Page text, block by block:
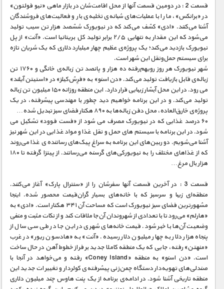
کیهان / نجوم
گردشگری
ماورایی
مسابقات / ورزشی
مستند های اختصاصی
قسمت 2 : در دومین قسمت آنها از محل اقامت‌شان در بازار ماهی «نیو فولتون»
در «برانکس»، ما را با عملیات‌های شبانه‌ی تخلیه‌ی بار و فعالیت‌های فروشندگان
آشنا می‌کنند. «ادی» کشف می‌کند که در نیویورک ششصد هزار تن سیب تولید
می‌شود که این مقدار به تنهایی ۲/۵ برابر تولید کل بریتانیا است. «آنت» از پل
نیویورک بازدید می‌کند؛ یک پروژه‌ی عظیم چهار میلیارد دلاری که یک شریان تازه
برای سیستم حمل‌ونقل این شهر است.
شهر نیویورک هر روز رویهم‌رفته ده هزار و پانصد تن زباله‌ی خانگی و ۱۷۶۰ تن
زباله‌ی قابل بازیافت تولید می‌کند. «دن اسنو» به «فرِش‌کیلز» در «استیتن آیلند»
می رود. در این محل آبشار زیبایی قرار دارد. این منطقه روزانه ۱۵۰ میلیون تن زباله
تولید می‌کند. و در این برنامه خواهیم دید چطور با مهندسی پیشرفته، در یک
پروژه‌ی خارق‌العاده، محل دفن زباله‌ها به ۸۹۰ هکتار فضای سبز تبدیل شده…
۶۰ درصد غذایی که در نیویورک مصرف می شود از «فست فوود» تشکیل می
شود. در این برنامه با سیستم های حمل و نقل غذا و مواد غذایی در این شهر نیز
آشنا می‌شویم. دو ربین‌های این برنامه به سراغ پیک‌های رساننده ی غذا می‌روند
که از غذاهای مختلف را به نیویورکی‌های گرسنه می‌رسانند. از پیتزا گرفته تا ۱۸۰
هزار بال مرغ…
قسمت 3 : در آخرین قسمت آنها سفرشان را از «سنترال پارک» آغاز می‌کنند.
منطقه‌ای زیبا و سرسبز که با خانه‌های بسیار گران‌قیمت محصور شده. اینجا
مشهورترین فضای سبز نیویورک است که مساحت آن ۳۴۱ هکتار است. «ادی» به
«هارلم» می‌رود تا با تعدادی از شهروندان آن‌جا ملاقات کند و از نکات مثبت و منفی
وضعیت آن‌ها با خبر شود. قیمت خانه‌های شهری در این جا در طی سی سال از
پنجاه هزار دلار به چهار میلیون دلار رسیده. «آنت» به «هادسون ریور» در غرب
«منهتن» رفته، جایی که یک منطقه کاملا جدید بر فراز خطوط آهن در حال ساخت
است. «دن اسنو» به منطقه «Coney Island» رفته و می‌خواهد در آنجا با
صندلی‌های تهویه‌دار دستگاه چمن‌زنی پیشرفته‌ی کولردار و تغییرات جدید این
منطقه تاریخی آشنا شود. در ادامه‌ی برنامه از یک پنت هاوس چند میلیون دلاری